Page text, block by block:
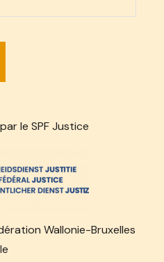
le SPF Justice
Wallonie-Bruxelles